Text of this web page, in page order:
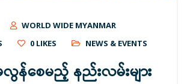
WORLD WIDE MYANMAR
0 LIKES NEWS & EVENTS
န်စေမည့် နည်းလမ်းများ